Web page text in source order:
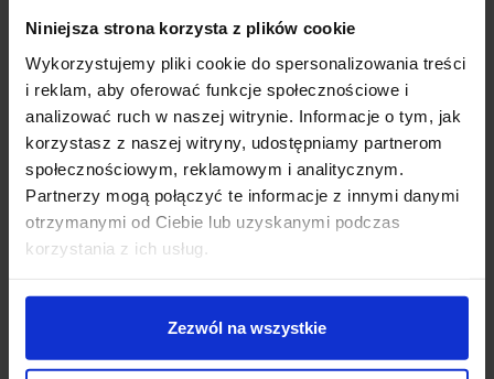
Niniejsza strona korzysta z plików cookie
Wykorzystujemy pliki cookie do spersonalizowania treści
i reklam, aby oferować funkcje społecznościowe i
analizować ruch w naszej witrynie. Informacje o tym, jak
korzystasz z naszej witryny, udostępniamy partnerom
społecznościowym, reklamowym i analitycznym.
Partnerzy mogą połączyć te informacje z innymi danymi
otrzymanymi od Ciebie lub uzyskanymi podczas
korzystania z ich usług.
Zezwól na wszystkie
SLV RUSTY 40/70 229420, 229421, 233427,
233437to rodzina lamp zewnętrznych robiących
wyglądem wrażenie zardzewiałych powierzchni, co
nadaje im szczególnego charakteru. Efekt przyjemnej
dla oka rdzy uzyskano dzieki specjalnej, chemicznej
obróbce stosowanej stali Corten. Czyni to każdą lampę
niepowtarzalną i sprawia wrażenie niezwykłej. Lampa
posiada 2 wysokości: 40cm lub 70cm oraz 2 źródła
ciepłej barwie 3000K. Lampa idealnie sprawdzi się jako
oświetlenie ścieżek, tarasów, ogrodów, chodników